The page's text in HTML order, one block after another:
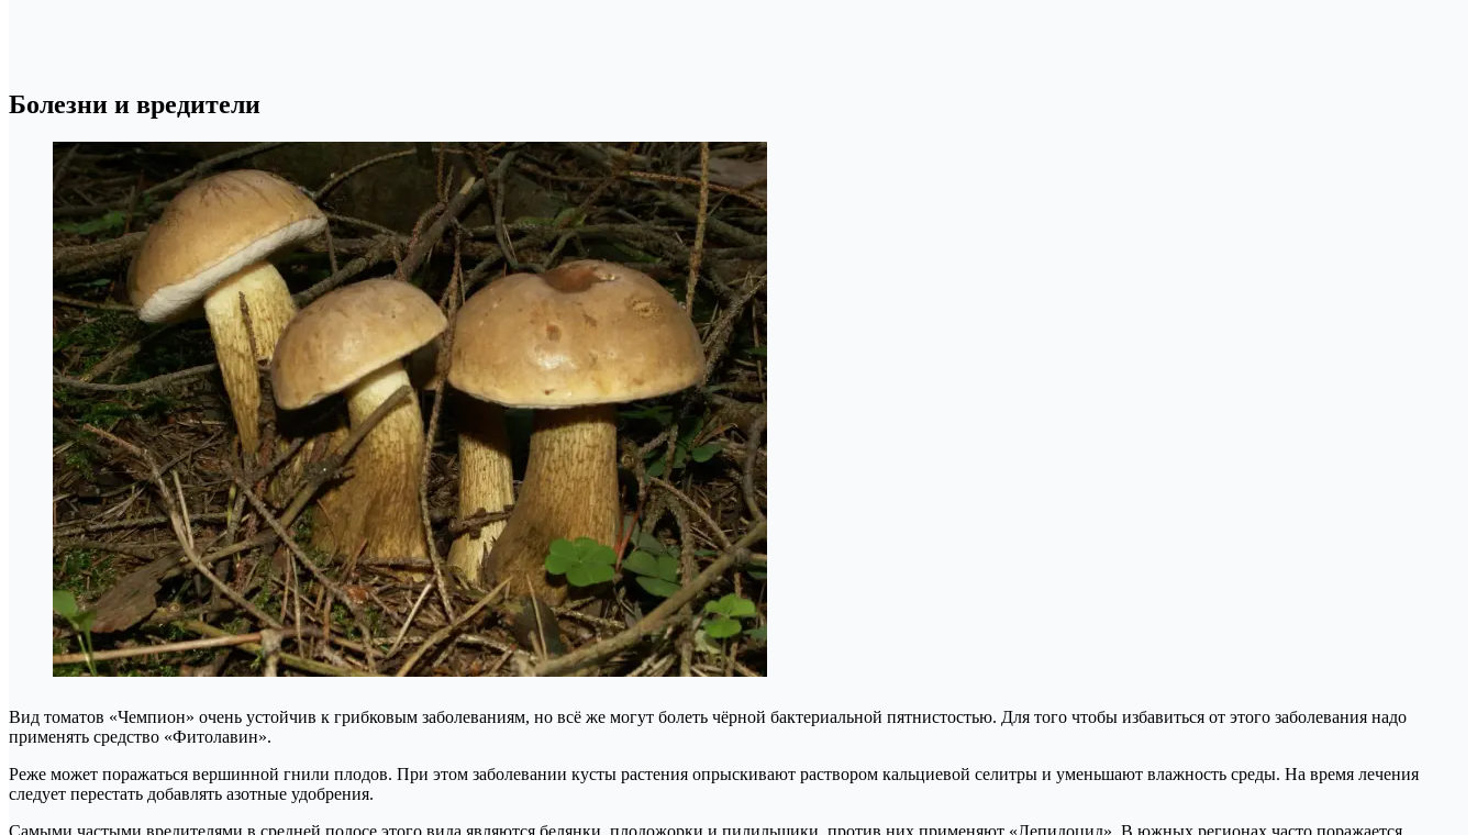
Болезни и вредители
Вид томатов «Чемпион» очень устойчив к грибковым заболеваниям, но всё же могут болеть чёрной бактериальной пятнистостью. Для того чтобы избавиться от этого заболевания надо
применять средство «Фитолавин».
Реже может поражаться вершинной гнили плодов. При этом заболевании кусты растения опрыскивают раствором кальциевой селитры и уменьшают влажность среды. На время лечения
следует перестать добавлять азотные удобрения.
Самыми частыми вредителями в средней полосе этого вида являются белянки, плодожорки и пилильщики, против них применяют «Лепидоцид». В южных регионах часто поражается